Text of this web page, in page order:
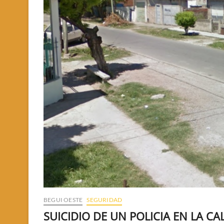
BEGUI OESTE SEGURIDAD
SUICIDIO DE UN POLICIA EN LA